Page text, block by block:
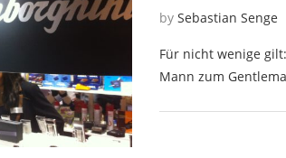
by Sebastian Senge
Für nicht wenige
Mann zum